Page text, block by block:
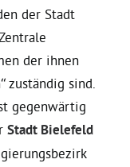
der Stadt
der ihnen
zuständig sind.
gegenwärtig
Stadt Bielefeld